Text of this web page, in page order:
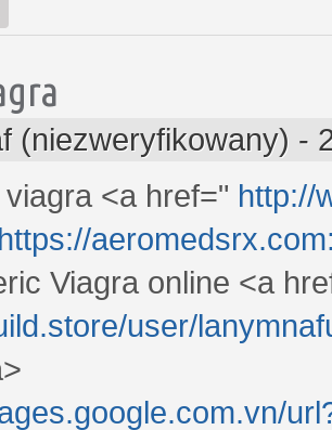
(niezweryfikowany) -
<a href=" http://
Viagra online <a
user/